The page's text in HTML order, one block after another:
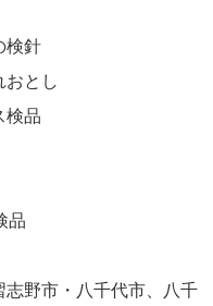
検針
とし
検品
品
野市・八千代市、八千